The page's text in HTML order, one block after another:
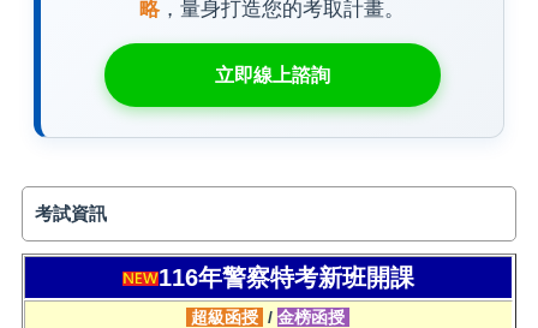
略，量身打造您的考取計畫。
立即線上諮詢
考試資訊
116年警察特考新班開課
超級函授 /金榜函授